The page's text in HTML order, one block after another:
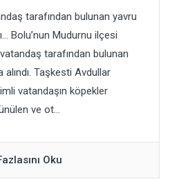
tarafından bulunan yavru
Bolu’nun Mudurnu ilçesi
tarafından bulunan
Taşkesti Avdullar
vatandaşın köpekler
ve ot...
Oku